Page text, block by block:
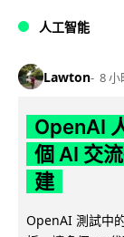
人工智能
Lawton 8 小
OpenAI
個 AI 交
建
OpenAI 測試中